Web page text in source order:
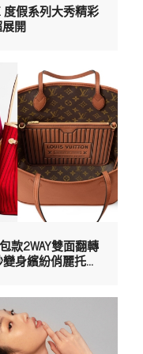
度假系列大秀精彩
開
款2WAY雙面翻轉
身繽紛俏麗托特